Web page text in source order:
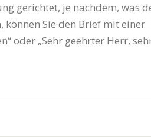
gerichtet, je nachdem, was
können Sie den Brief mit einer
oder „Sehr geehrter Herr,